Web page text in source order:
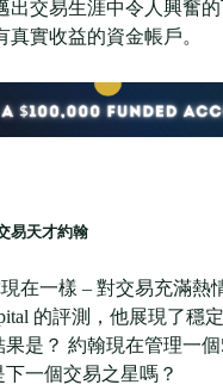
出交易生涯中令人興奮
真實收益的資金帳戶。
易天才約翰
在一樣 – 對交易充滿熱
的評測，他展現了穩
是？ 約翰現在管理一
一個交易之星嗎？